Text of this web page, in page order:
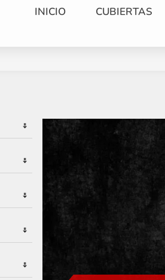
INICIO CUBIERTAS